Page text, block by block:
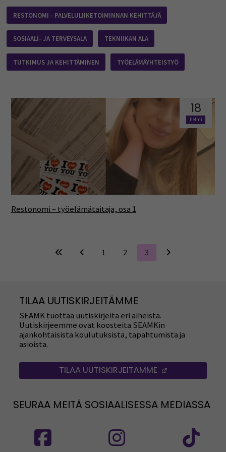
RESTONOMI - PALVELULIIKETOIMINNAN KEHITTÄJÄ
SOSIAALI- JA TERVEYSALA TEKNIIKAN ALA
TUTKIMUS JA KEHITTÄMINEN TYÖELÄMÄYHTEISTYÖ
18
helmi
Restonomi – työelämätaitaja, osa 1
1 2 3
TILAA UUTISKIRJEITÄMME
SEAMK tuottaa uutiskirjeitä eri aiheista.
Uutiskirjeemme ovat koosteita SEAMKin
ajankohtaisista koulutuksista, tapahtumista ja
asioista.
TILAA UUTISKIRJEITÄMME
SEURAA MEITÄ SOSIAALISESSA MEDIASSA